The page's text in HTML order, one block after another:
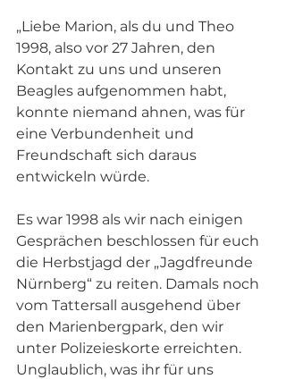
„Liebe Marion, als du und Theo
1998, also vor 27 Jahren, den
Kontakt zu uns und unseren
Beagles aufgenommen habt,
konnte niemand ahnen, was für
eine Verbundenheit und
Freundschaft sich daraus
entwickeln würde.
Es war 1998 als wir nach einigen
Gesprächen beschlossen für euch
die Herbstjagd der „Jagdfreunde
Nürnberg“ zu reiten. Damals noch
vom Tattersall ausgehend über
den Marienbergpark, den wir
unter Polizeieskorte erreichten.
Unglaublich, was ihr für uns